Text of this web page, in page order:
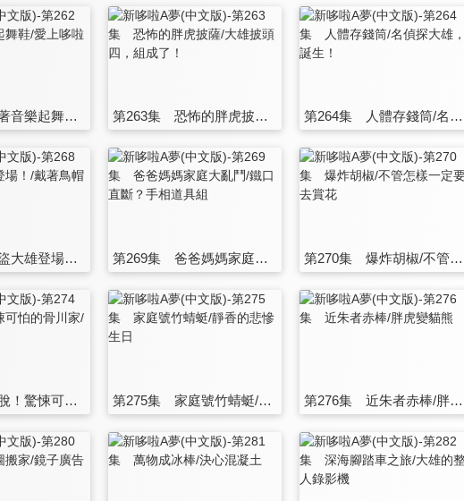
第262集 隨著音樂起舞鞋/愛上哆啦A夢的狸貓 第263集 恐怖的胖虎披薩/大雄披頭四，組成了！ 第264集 人體存錢筒/名偵探大雄，誕生！
第268集 怪盜大雄登場！/戴著鳥帽飛上天 第269集 爸爸媽媽家庭大亂鬥/鐵口直斷？手相道具組 第270集 爆炸胡椒/不管怎樣一定要去賞花
第274集 逃脫！驚悚可怕的骨川家/探測安全帽 第275集 家庭號竹蜻蜓/靜香的悲慘生日 第276集 近朱者赤棒/胖虎變貓熊